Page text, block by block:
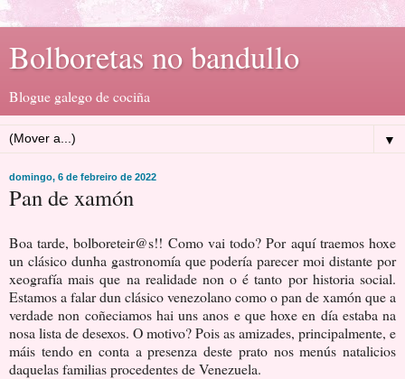
Bolboretas no bandullo
Blogue galego de cociña
▼
domingo, 6 de febreiro de 2022
Pan de xamón
Boa tarde, bolboreteir@s!! Como vai todo? Por aquí traemos hoxe
un clásico dunha gastronomía que podería parecer moi distante por
xeografía mais que na realidade non o é tanto por historia social.
Estamos a falar dun clásico venezolano como o pan de xamón que a
verdade non coñeciamos hai uns anos e que hoxe en día estaba na
nosa lista de desexos. O motivo? Pois as amizades, principalmente, e
máis tendo en conta a presenza deste prato nos menús natalicios
daquelas familias procedentes de Venezuela.